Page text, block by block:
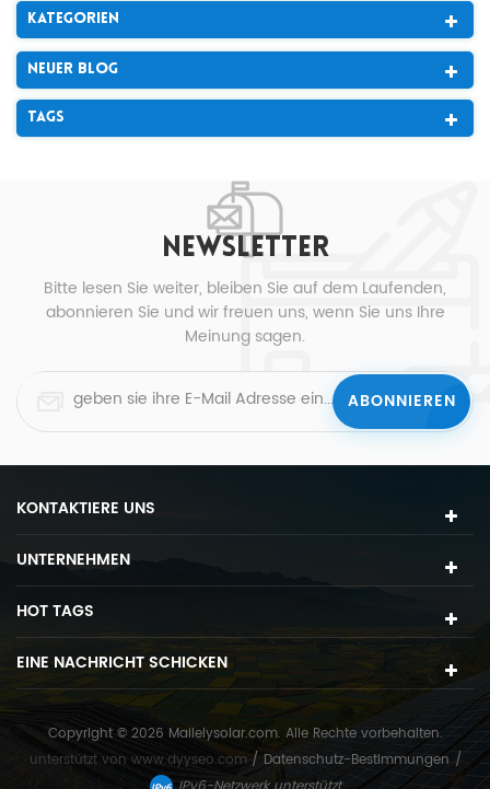
Kategorien
Neuer Blog
Tags
NEWSLETTER
Bitte lesen Sie weiter, bleiben Sie auf dem Laufenden,
abonnieren Sie und wir freuen uns, wenn Sie uns Ihre
Meinung sagen.
KONTAKTIERE UNS
UNTERNEHMEN
HOT TAGS
EINE NACHRICHT SCHICKEN
Copyright © 2026 Mailelysolar.com. Alle Rechte vorbehalten.
unterstützt von www.dyyseo.com / Datenschutz-Bestimmungen /